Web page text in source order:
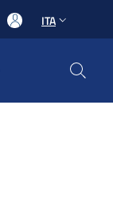
ITA